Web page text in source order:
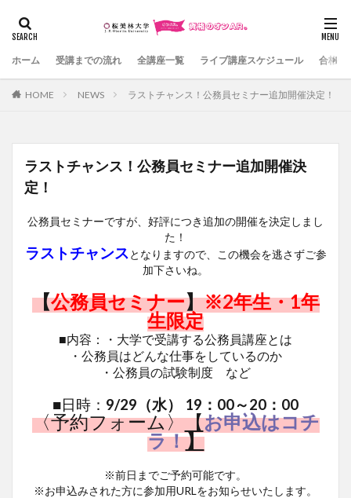
ホーム 受講までの流れ 全講座一覧 ライブ講座スケジュール 合格体
HOME NEWS ラストチャンス！公務員セミナー追加開催決定！
ラストチャンス！公務員セミナー追加開催決
定！
公務員セミナーですが、好評につき追加の開催を決定しまし
た！
ラストチャンス となりますので、この機会を逃さずご参
加下さいね。
【公務員セミナー】※2年生・1年
生限定
■内容：・大学で受講する公務員講座とは
・公務員はどんな仕事をしているのか
・公務員の試験制度 など
■日時： 9/29（水） 19：00～20：00
〈予約フォーム〉【お申込はコチ
ラ！】
※前日までご予約可能です。
※お申込みされた方に参加用URLをお知らせいたします。
カテゴリー